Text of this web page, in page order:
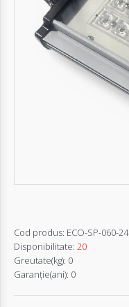
Autentifică-
Cod produs: ECO-SP-060-24
Disponibilitate: 20
Greutate(kg): 0
Garanţie(ani): 0